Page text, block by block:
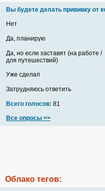
Вы будете делать прививку от
Нет
Да, планирую
Да, но если заставят (на работе /
для путешествий)
Уже сделал
Затрудняюсь ответить
Всего голосов: 81
Все опросы >>
Облако тегов: